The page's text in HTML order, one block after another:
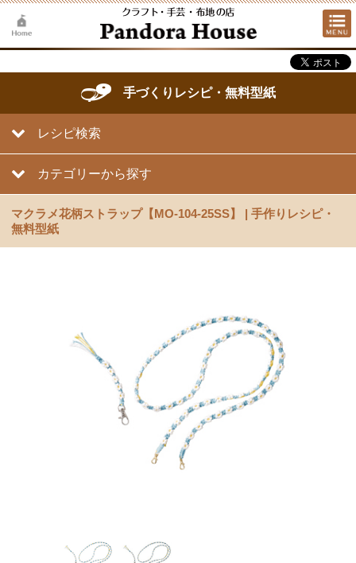
手づくりレシピ・無料型紙
レシピ検索
カテゴリーから探す
マクラメ花柄ストラップ【MO-104-25SS】 | 手作りレシピ・
無料型紙